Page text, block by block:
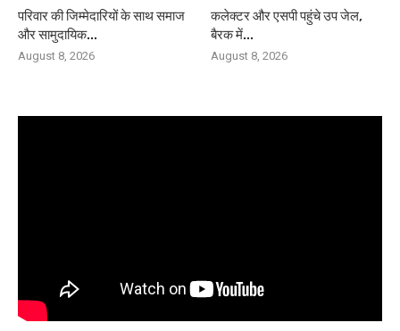
परिवार की जिम्मेदारियों के साथ समाज
और सामुदायिक...
August 8, 2026
कलेक्टर और एसपी पहुंचे उप जेल,
बैरक में...
August 8, 2026